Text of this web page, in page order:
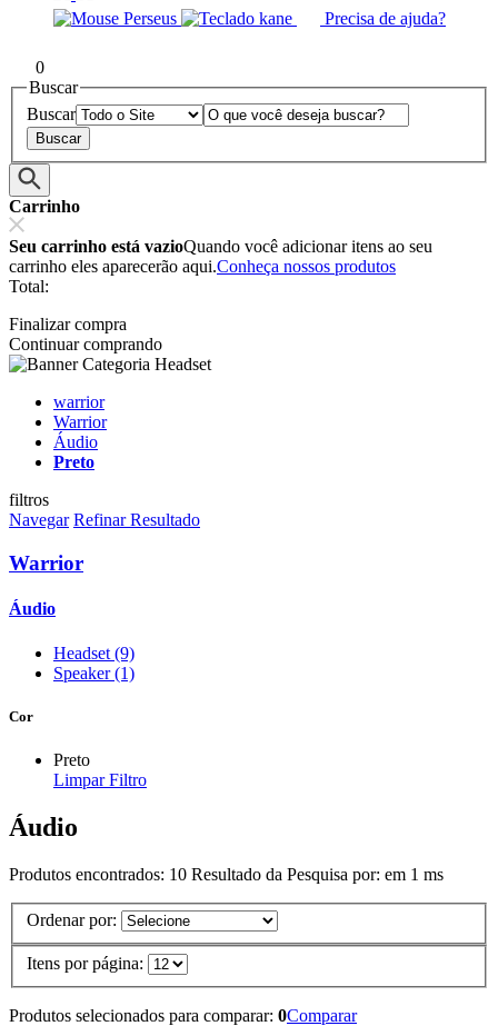
Precisa de ajuda?
0
Buscar
Buscar
Carrinho
Seu carrinho está vazioQuando você adicionar itens ao seu
carrinho eles aparecerão aqui.Conheça nossos produtos
Total:
Finalizar compra
Continuar comprando
warrior
Warrior
Áudio
Preto
filtros
Navegar Refinar Resultado
Warrior
Áudio
Headset (9)
Speaker (1)
Cor
Preto
Limpar Filtro
Áudio
Produtos encontrados: 10 Resultado da Pesquisa por: em 1 ms
Ordenar por:
Itens por página:
Produtos selecionados para comparar: 0Comparar